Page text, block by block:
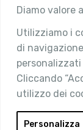
Diamo valore
Utilizziamo i
di
Cliccando
utilizzo dei
Personalizza
Chi siamo
Attività
Contatti
Area
Login